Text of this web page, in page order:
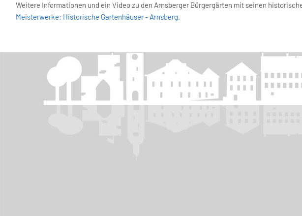
Weitere Informationen und ein Video zu den Arnsberger Bürgergärten mit seinen
Meisterwerke: Historische Gartenhäuser - Arnsberg.